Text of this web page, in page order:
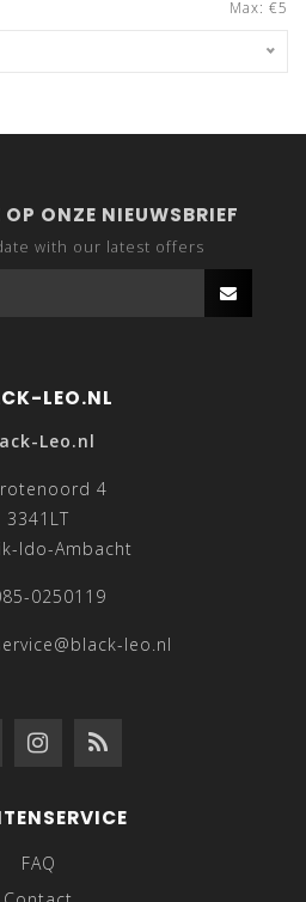
Max: €5
ONZE NIEUWSBRIEF
with our latest offers
LEO.NL
Leo.nl
4
3341LT
Ido-Ambacht
0250119
leo.nl
FAQ